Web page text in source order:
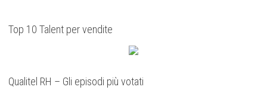
Top 10 Talent per vendite
Qualitel RH – Gli episodi più votati